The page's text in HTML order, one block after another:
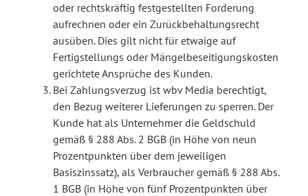
oder rechtskräftig festgestellten Forderung
aufrechnen oder ein Zurückbehaltungsrecht
ausüben. Dies gilt nicht für etwaige auf
Fertigstellungs oder Mängelbeseitigungskosten
gerichtete Ansprüche des Kunden.
Bei Zahlungsverzug ist wbv Media berechtigt,
den Bezug weiterer Lieferungen zu sperren. Der
Kunde hat als Unternehmer die Geldschuld
gemäß § 288 Abs. 2 BGB (in Höhe von neun
Prozentpunkten über dem jeweiligen
Basiszinssatz), als Verbraucher gemäß § 288 Abs.
1 BGB (in Höhe von fünf Prozentpunkten über